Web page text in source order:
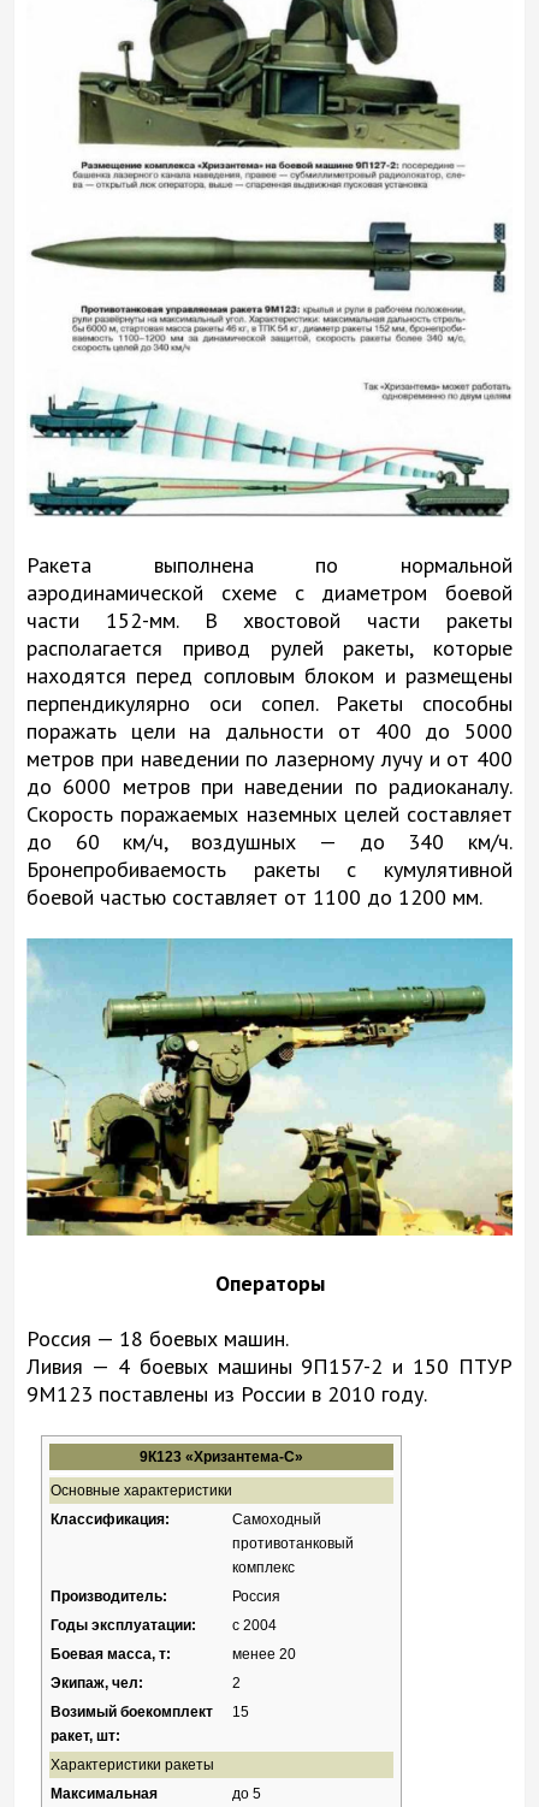
Ракета выполнена по нормальной
аэродинамической схеме с диаметром боевой
части 152-мм. В хвостовой части ракеты
располагается привод рулей ракеты, которые
находятся перед сопловым блоком и размещены
перпендикулярно оси сопел. Ракеты способны
поражать цели на дальности от 400 до 5000
метров при наведении по лазерному лучу и от 400
до 6000 метров при наведении по радиоканалу.
Скорость поражаемых наземных целей составляет
до 60 км/ч, воздушных — до 340 км/ч.
Бронепробиваемость ракеты с кумулятивной
боевой частью составляет от 1100 до 1200 мм.
Операторы
Россия — 18 боевых машин.
Ливия — 4 боевых машины 9П157-2 и 150 ПТУР
9М123 поставлены из России в 2010 году.
9К123 «Хризантема-С»
Основные характеристики
Классификация:
Самоходный
противотанковый
комплекс
Производитель:
Россия
Годы эксплуатации:
с 2004
Боевая масса, т:
менее 20
Экипаж, чел:
2
Возимый боекомплект
ракет, шт:
15
Характеристики ракеты
Максимальная
до 5